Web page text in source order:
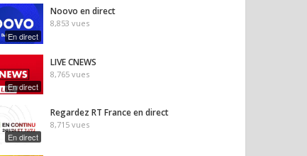
En direct
Noovo en direct
8,853 vues
En direct
LIVE CNEWS
8,765 vues
En direct
Regardez RT France en direct
8,715 vues